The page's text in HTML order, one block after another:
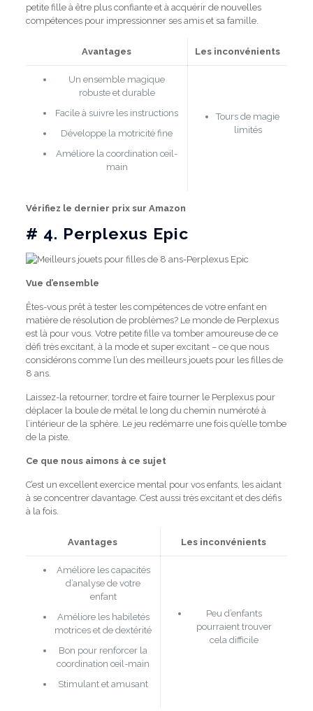
petite fille à être plus confiante et à acquérir de nouvelles
compétences pour impressionner ses amis et sa famille.
Avantages Les inconvénients
Un ensemble magique
robuste et durable
Facile à suivre les instructions
Développe la motricité fine
Améliore la coordination œil-
main
Tours de magie
limités
Vérifiez le dernier prix sur Amazon
# 4. Perplexus Epic
Vue d’ensemble
Êtes-vous prêt à tester les compétences de votre enfant en
matière de résolution de problèmes? Le monde de Perplexus
est là pour vous. Votre petite fille va tomber amoureuse de ce
défi très excitant, à la mode et super excitant – ce que nous
considérons comme l’un des meilleurs jouets pour les filles de
8 ans.
Laissez-la retourner, tordre et faire tourner le Perplexus pour
déplacer la boule de métal le long du chemin numéroté à
l’intérieur de la sphère. Le jeu redémarre une fois qu’elle tombe
de la piste.
Ce que nous aimons à ce sujet
C’est un excellent exercice mental pour vos enfants, les aidant
à se concentrer davantage. C’est aussi très excitant et des défis
à la fois.
Avantages Les inconvénients
Améliore les capacités
d’analyse de votre
enfant
Améliore les habiletés
motrices et de dextérité
Bon pour renforcer la
coordination œil-main
Stimulant et amusant
Peu d’enfants
pourraient trouver
cela difficile